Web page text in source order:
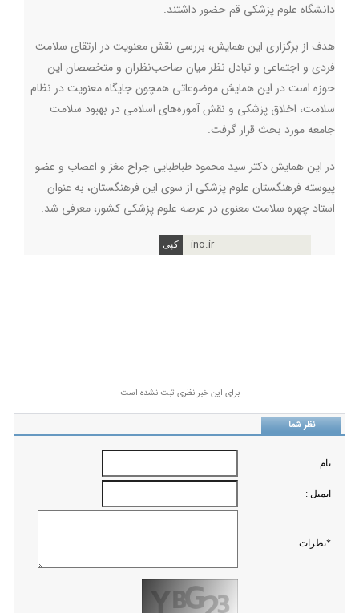
دانشگاه علوم پزشکی قم حضور داشتند.
هدف از برگزاری این همایش، بررسی نقش معنویت در ارتقای سلامت
فردی و اجتماعی و تبادل نظر میان صاحب‌نظران و متخصصان این
حوزه است.در این همایش موضوعاتی همچون جایگاه معنویت در نظام
سلامت، اخلاق پزشکی و نقش آموزه‌های اسلامی در بهبود سلامت
جامعه مورد بحث قرار گرفت.
در این همایش دکتر سید محمود طباطبایی جراح مغز و اعصاب و عضو
پیوسته فرهنگستان علوم پزشکی از سوی این فرهنگستان، به عنوان
استاد چهره سلامت معنوی در عرصه علوم پزشکی کشور، معرفی شد.
ino.ir
برای این خبر نظری ثبت نشده است
نظر شما
نام :
ايميل :
*نظرات :